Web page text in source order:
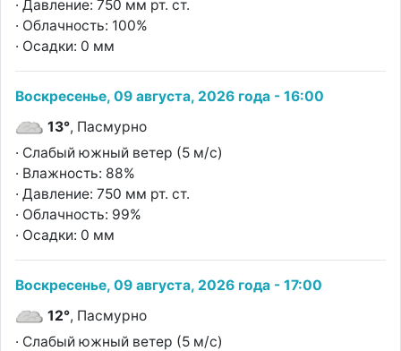
· Давление: 750 мм рт. ст.
· Облачность: 100%
· Осадки: 0 мм
Воскресенье, 09 августа, 2026 года - 16:00
13°, Пасмурно
· Слабый южный ветер (5 м/с)
· Влажность: 88%
· Давление: 750 мм рт. ст.
· Облачность: 99%
· Осадки: 0 мм
Воскресенье, 09 августа, 2026 года - 17:00
12°, Пасмурно
· Слабый южный ветер (5 м/с)